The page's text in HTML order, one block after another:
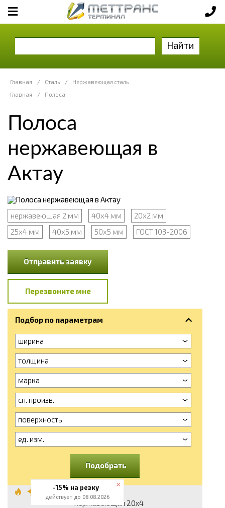
Найти
Главная / Сталь /
Нержавеющая сталь
Главная
/ Полоса
Полоса
нержавеющая в
Актау
нержавеющая 2 мм 40х4 мм
20x2 мм
25x4 мм
40x5 мм 50x5 мм ГОСТ 103-2006
Отправить заявку
Перезвоните мне
Подбор по параметрам
ширина
толщина
марка
сп. произв.
поверхность
ед. изм.
Подобрать
Полоса
нержавеющая 20x4
-15% на резку
действует до 08.08.2026